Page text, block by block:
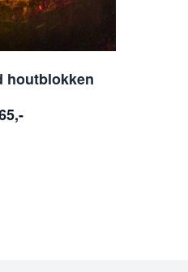
houtblokken